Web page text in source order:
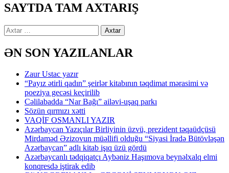
SAYTDA TAM AXTARIŞ
Axtarış:
ƏN SON YAZILANLAR
Zaur Ustac yazır
“Payız ətirli qadın” şeirlər kitabının təqdimat mərasimi və
poeziya gecəsi keçirilib
Cəlilabadda “Nar Bağı” ailəvi-uşaq parkı
Sözün qırmızı xətti
VAQİF OSMANLI YAZIR
Azərbaycan Yazıçılar Birliyinin üzvü, prezident təqaüdçüsü
Mirdaməd Əzizovun müəllifi olduğu “Siyasi İradə Bütövləşən
Azərbaycan” adlı kitab işıq üzü gördü
Azərbaycanlı tədqiqatçı Aybəniz Haşımova beynəlxalq elmi
konqresdə iştirak edib